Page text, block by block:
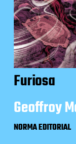
Furiosa
Geoffroy
NORMA EDITORIAL